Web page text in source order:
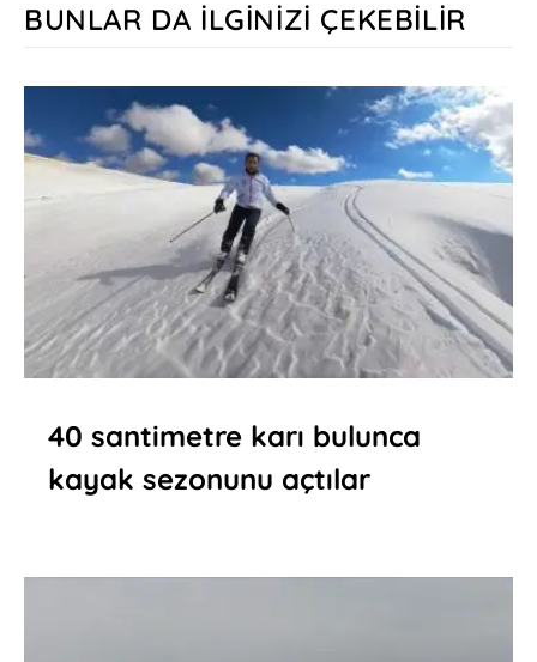
BUNLAR DA İLGINIZI ÇEKEBILIR
40 santimetre karı bulunca
kayak sezonunu açtılar